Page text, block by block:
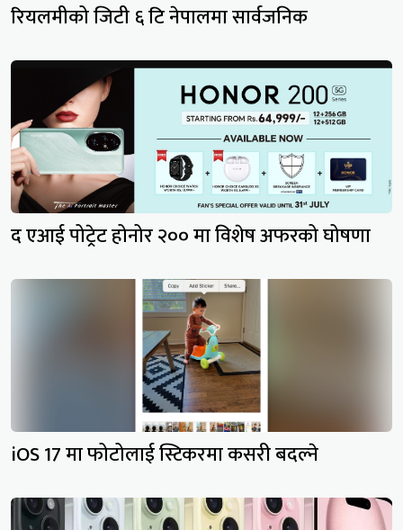
रियलमीको जिटी ६ टि नेपालमा सार्वजनिक
द एआई पोट्रेट होनोर २०० मा विशेष अफरको घोषणा
iOS 17 मा फोटोलाई स्टिकरमा कसरी बदल्ने